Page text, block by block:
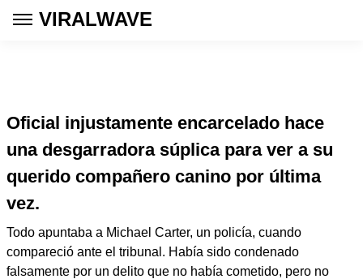
VIRALWAVE
Oficial injustamente encarcelado hace
una desgarradora súplica para ver a su
querido compañero canino por última
vez.
Todo apuntaba a Michael Carter, un policía, cuando
compareció ante el tribunal. Había sido condenado
falsamente por un delito que no había cometido, pero no